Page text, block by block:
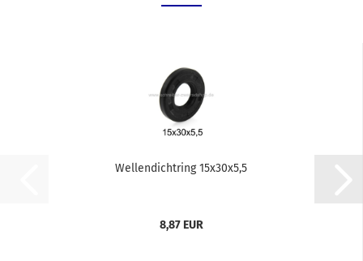
Wellendichtring 15x30x5,5
8,87 EUR